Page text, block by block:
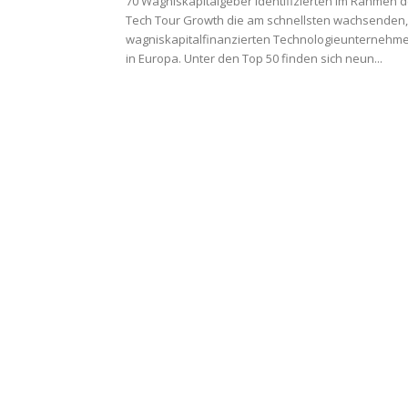
Tech Tour Growth die am schnellsten wachsenden,
wagniskapitalfinanzierten
in Europa. Unter den Top 50 finden sich neun...